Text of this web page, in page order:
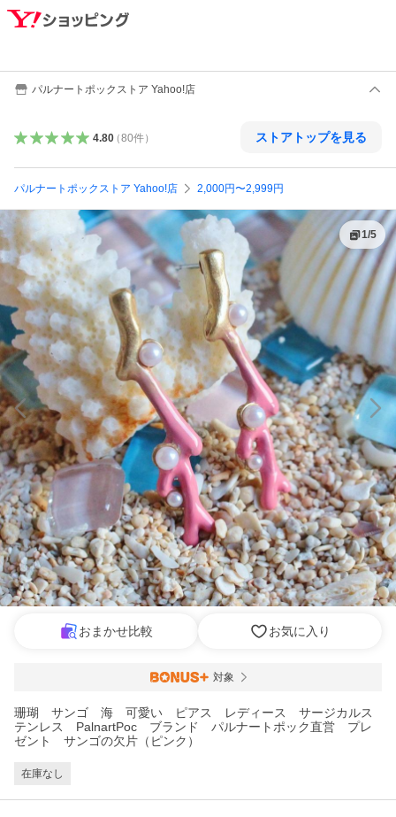
パルナートポックストア Yahoo!店
4.80（80件） ストアトップを見る
パルナートポックストア Yahoo!店 2,000円〜2,999円
1/5
おまかせ比較 お気に入り
対象
珊瑚 サンゴ 海 可愛い ピアス レディース サージカルス
テンレス PalnartPoc ブランド パルナートポック直営 プレ
ゼント サンゴの欠片（ピンク）
在庫なし